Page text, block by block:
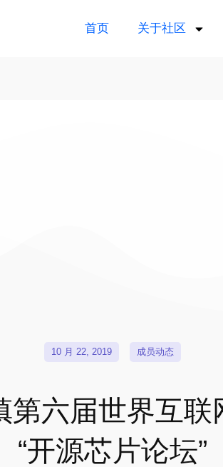
首页 关于社区
10 月 22, 2019 成员动态
第六届世界互
“开源芯片论坛”